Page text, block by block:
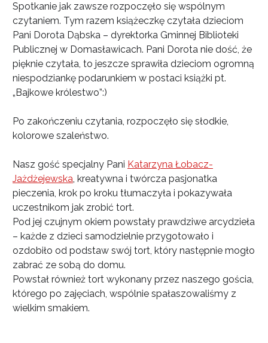
Spotkanie jak zawsze rozpoczęło się wspólnym
czytaniem. Tym razem książeczkę czytała dzieciom
Pani Dorota Dąbska – dyrektorka Gminnej Biblioteki
Publicznej w Domasławicach. Pani Dorota nie dość, że
pięknie czytała, to jeszcze sprawiła dzieciom ogromną
niespodziankę podarunkiem w postaci książki pt.
„Bajkowe królestwo”:)
Po zakończeniu czytania, rozpoczęło się słodkie,
kolorowe szaleństwo.
Nasz gość specjalny Pani Katarzyna Łobacz-
Jażdżejewska, kreatywna i twórcza pasjonatka
pieczenia, krok po kroku tłumaczyła i pokazywała
uczestnikom jak zrobić tort.
Pod jej czujnym okiem powstały prawdziwe arcydzieła
– każde z dzieci samodzielnie przygotowało i
ozdobiło od podstaw swój tort, który następnie mogło
zabrać ze sobą do domu.
Powstał również tort wykonany przez naszego gościa,
którego po zajęciach, wspólnie spałaszowaliśmy z
wielkim smakiem.